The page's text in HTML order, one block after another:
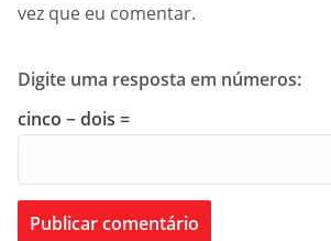
vez que eu comentar.
Digite uma resposta em números:
cinco − dois =